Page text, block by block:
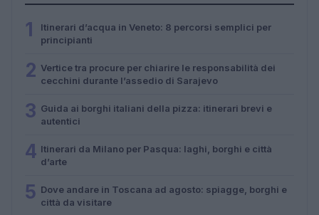
1
Itinerari d’acqua in Veneto: 8 percorsi semplici per
principianti
2 Vertice tra procure per chiarire le responsabilità dei
cecchini durante l’assedio di Sarajevo
3 Guida ai borghi italiani della pizza: itinerari brevi e
autentici
4 Itinerari da Milano per Pasqua: laghi, borghi e città
d’arte
5 Dove andare in Toscana ad agosto: spiagge, borghi e
città da visitare